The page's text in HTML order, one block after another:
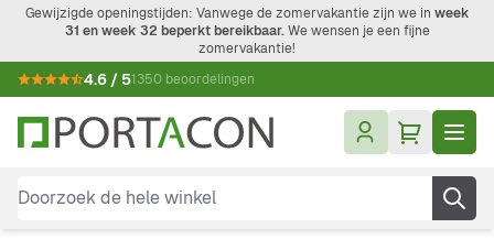
Ga naar de inhoud
Gewijzigde openingstijden: Vanwege de zomervakantie zijn we in week
31 en week 32 beperkt bereikbaar.We wensen je een fijne
zomervakantie!
4.6 / 51350 beoordelingen
Doorzoek de hele winkel